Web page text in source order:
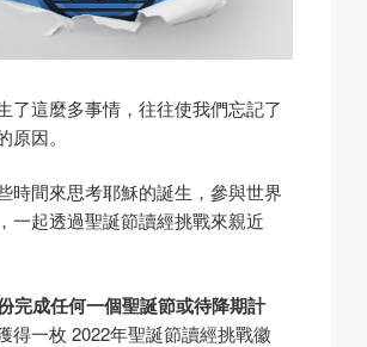
了這麼多事情，往往使我們忘記了
原因。
時間來思考耶穌的誕生，參與世界
一起透過聖誕節讀經挑戰來親近
完成任何一個聖誕節或待降期計
得一枚 2022年聖誕節讀經挑戰徽